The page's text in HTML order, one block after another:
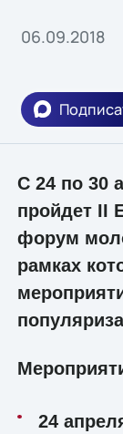
06.09.2018
С 24 по 30
пройдет II
форум
рамках
24